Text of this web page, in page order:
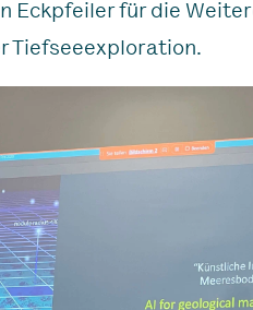
Eckpfeiler für die
Tiefseeexploration.